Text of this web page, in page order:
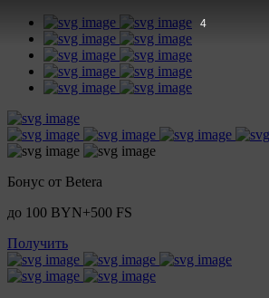
Бонус от Betera
до 100 BYN+500 FS
Получить
3